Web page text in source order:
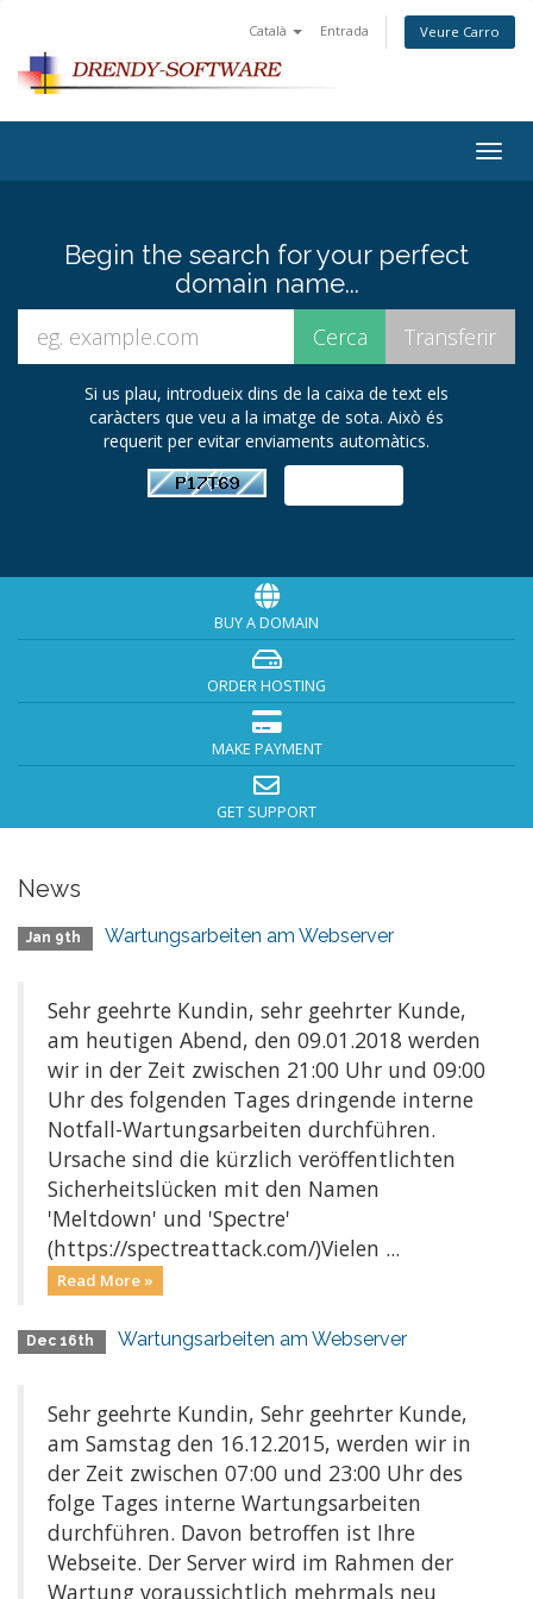
Català Entrada Veure Carro
Begin the search for your perfect
domain name...
Si us plau, introdueix dins de la caixa de text els
caràcters que veu a la imatge de sota. Això és
requerit per evitar enviaments automàtics.
BUY A DOMAIN
ORDER HOSTING
MAKE PAYMENT
GET SUPPORT
News
Jan 9th Wartungsarbeiten am Webserver
Sehr geehrte Kundin, sehr geehrter Kunde,
am heutigen Abend, den 09.01.2018 werden
wir in der Zeit zwischen 21:00 Uhr und 09:00
Uhr des folgenden Tages dringende interne
Notfall-Wartungsarbeiten durchführen.
Ursache sind die kürzlich veröffentlichten
Sicherheitslücken mit den Namen
'Meltdown' und 'Spectre'
(https://spectreattack.com/)Vielen ...
Read More »
Dec 16th Wartungsarbeiten am Webserver
Sehr geehrte Kundin, Sehr geehrter Kunde,
am Samstag den 16.12.2015, werden wir in
der Zeit zwischen 07:00 und 23:00 Uhr des
folge Tages interne Wartungsarbeiten
durchführen. Davon betroffen ist Ihre
Webseite. Der Server wird im Rahmen der
Wartung voraussichtlich mehrmals neu